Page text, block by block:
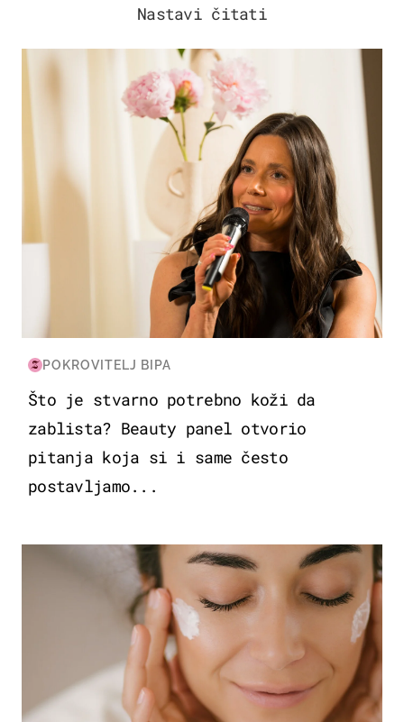
Nastavi čitati
MODA & LJEPOTA
POKROVITELJ BIPA
Što je stvarno potrebno koži da
zablista? Beauty panel otvorio
pitanja koja si i same često
postavljamo...
MODA & LJEPOTA